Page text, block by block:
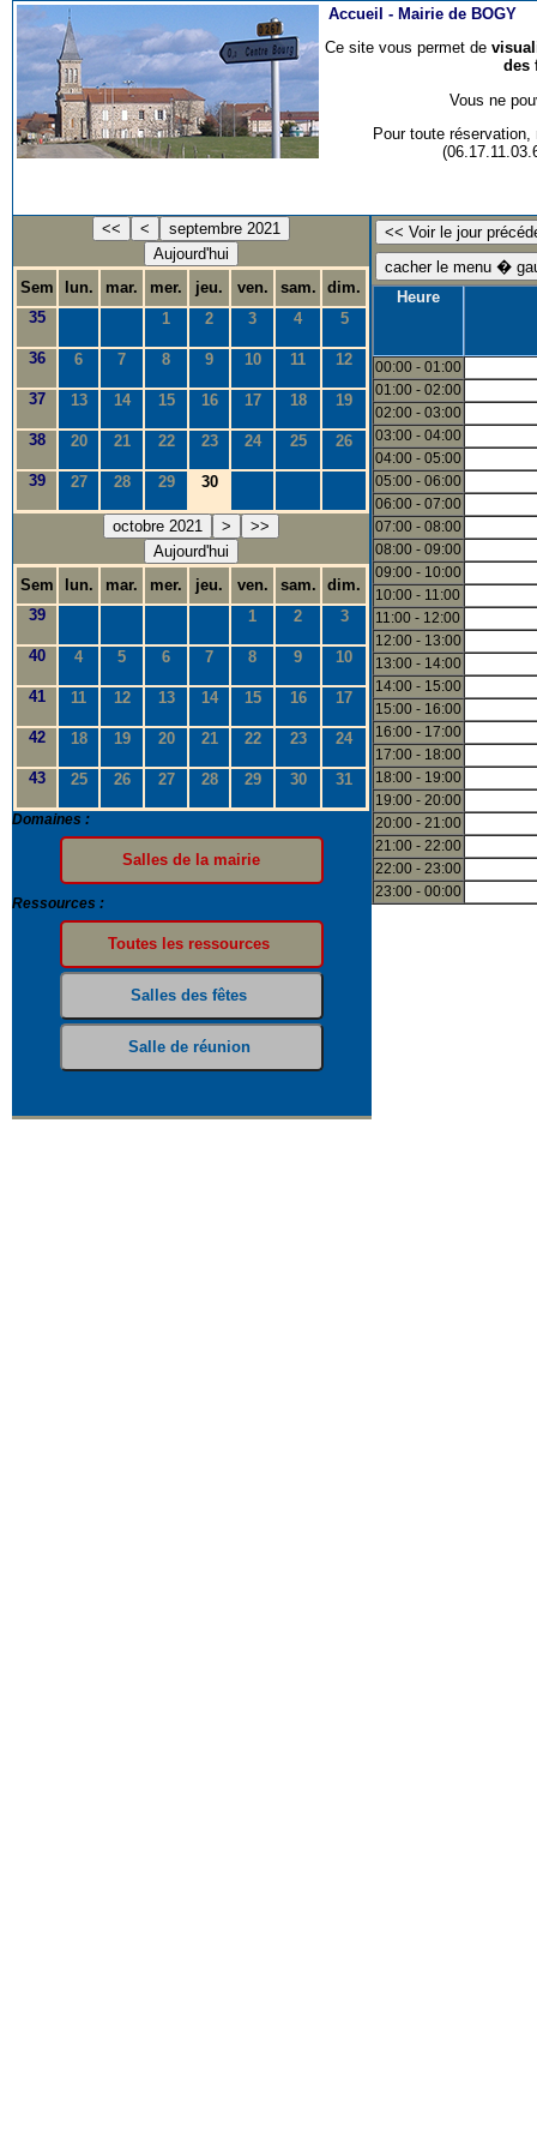
Accueil - Mairie de BOGY
Ce site vous permet de
des
Vous ne
Pour toute
<< <
septembre 2021
Aujourd'hui
Sem
lun. mar. mer. jeu. ven. sam.
dim.
35
1 2 3 4 5
36 6 7 8 9 10 11 12
37 13 14 15 16 17 18 19
38 20 21 22 23 24 25 26
39 27 28 29 30
octobre 2021 >
>>
Aujourd'hui
Sem
lun. mar. mer. jeu. ven. sam.
dim.
39
1 2 3
40 4 5 6 7 8 9 10
41 11 12 13 14 15 16 17
42 18 19 20 21 22 23 24
43 25 26 27 28 29 30 31
Domaines :
Ressources :
Heure
00:00 - 01:00
01:00 - 02:00
02:00 - 03:00
03:00 - 04:00
04:00 - 05:00
05:00 - 06:00
06:00 - 07:00
07:00 - 08:00
08:00 - 09:00
09:00 - 10:00
10:00 - 11:00
11:00 - 12:00
12:00 - 13:00
13:00 - 14:00
14:00 - 15:00
15:00 - 16:00
16:00 - 17:00
17:00 - 18:00
18:00 - 19:00
19:00 - 20:00
20:00 - 21:00
21:00 - 22:00
22:00 - 23:00
23:00 - 00:00